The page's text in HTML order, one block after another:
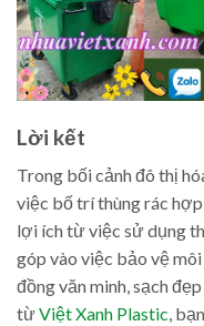
Lời kết
Trong bối cảnh đô thị
việc bố trí thùng rác
lợi ích từ việc sử dụng
góp vào việc bảo vệ
đồng văn minh, sạch
từViệt Xanh Plastic,